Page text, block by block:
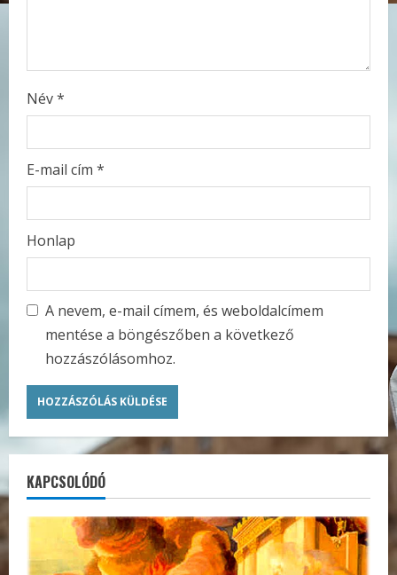
Név*
E-mail cím *
Honlap
A nevem, e-mail címem, és weboldalcímem
mentése a böngészőben a következő
hozzászólásomhoz.
KAPCSOLÓDÓ